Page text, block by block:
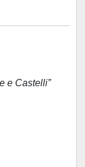
e Castelli”